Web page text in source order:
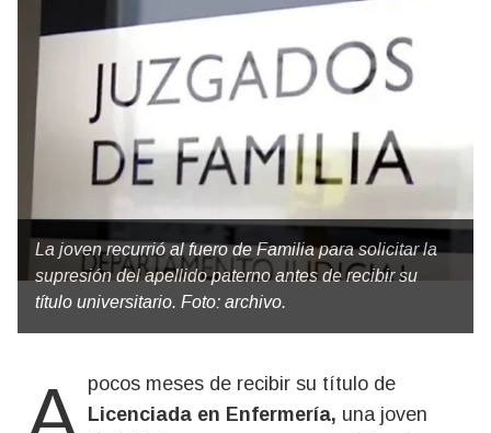
La joven recurrió al fuero de Familia para solicitar la
supresión del apellido paterno antes de recibir su
título universitario. Foto: archivo.
A pocos meses de recibir su título de
Licenciada en Enfermería, una joven